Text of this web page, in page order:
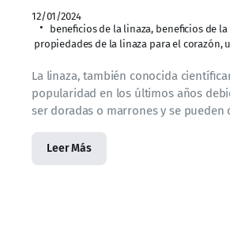
12/01/2024
beneficios de la linaza, beneficios de
propiedades de la linaza para el corazón,
La linaza, también conocida
popularidad en los últimos años
ser doradas o marrones y se
Leer Más